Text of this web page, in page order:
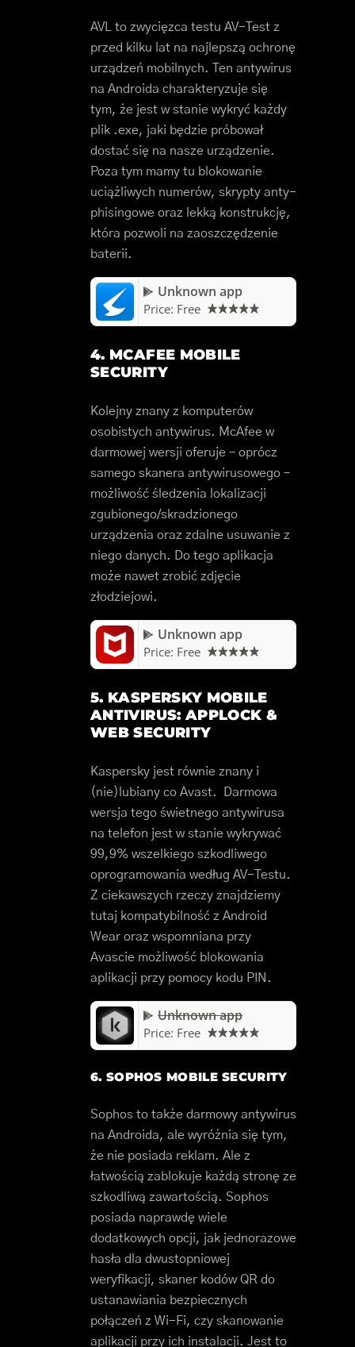
AVL to zwycięzca testu AV-Test z
przed kilku lat na najlepszą ochronę
urządzeń mobilnych. Ten antywirus
na Androida charakteryzuje się
tym, że jest w stanie wykryć każdy
plik .exe, jaki będzie próbował
dostać się na nasze urządzenie.
Poza tym mamy tu blokowanie
uciążliwych numerów, skrypty anty-
phisingowe oraz lekką konstrukcję,
która pozwoli na zaoszczędzenie
baterii.
Unknown app
Price: Free
4. MCAFEE MOBILE
SECURITY
Kolejny znany z komputerów
osobistych antywirus. McAfee w
darmowej wersji oferuje – oprócz
samego skanera antywirusowego –
możliwość śledzenia lokalizacji
zgubionego/skradzionego
urządzenia oraz zdalne usuwanie z
niego danych. Do tego aplikacja
może nawet zrobić zdjęcie
złodziejowi.
Unknown app
Price: Free
5. KASPERSKY MOBILE
ANTIVIRUS: APPLOCK &
WEB SECURITY
Kaspersky jest równie znany i
(nie)lubiany co Avast. Darmowa
wersja tego świetnego antywirusa
na telefon jest w stanie wykrywać
99,9% wszelkiego szkodliwego
oprogramowania według AV-Testu.
Z ciekawszych rzeczy znajdziemy
tutaj kompatybilność z Android
Wear oraz wspomniana przy
Avascie możliwość blokowania
aplikacji przy pomocy kodu PIN.
Unknown app
Price: Free
6. SOPHOS MOBILE SECURITY
Sophos to także darmowy antywirus
na Androida, ale wyróżnia się tym,
że nie posiada reklam. Ale z
łatwością zablokuje każdą stronę ze
szkodliwą zawartością. Sophos
posiada naprawdę wiele
dodatkowych opcji, jak jednorazowe
hasła dla dwustopniowej
weryfikacji, skaner kodów QR do
ustanawiania bezpiecznych
połączeń z Wi-Fi, czy skanowanie
aplikacji przy ich instalacji. Jest to